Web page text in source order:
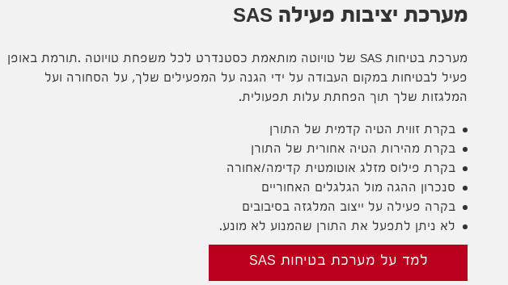
מערכת יציבות פעילה SAS
מערכת בטיחות SAS של טויוטה מותאמת כסטנדרט לכל משפחת טויוטה .תורמת באופן
פעיל לבטיחות במקום העבודה על ידי הגנה על המפעילים שלך, על הסחורה ועל
המלגזות שלך תוך הפחתת עלות תפעולית.
בקרת זווית הטיה קדמית של התורן
בקרת מהירות הטיה אחורית של התורן
בקרת פילוס מזלג אוטומטית קדימה/אחורה
סנכרון ההגה מול הגלגלים האחוריים
בקרה פעילה על ייצוב המלגזה בסיבובים
לא ניתן לתפעל את התורן שהמנוע לא מונע.
למד על מערכת בטיחות SAS